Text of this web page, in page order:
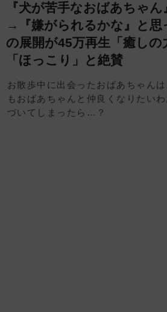
『犬が苦手なおばあちゃ
→『嫌がられるかな』と
の展開が45万再生「癒しの
「ほっこり」と絶賛
お散歩中に出会ったおばあちゃん
もおばあちゃんと仲良くなりたい
づいてしまったら…？